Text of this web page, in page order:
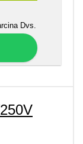
Dvs.